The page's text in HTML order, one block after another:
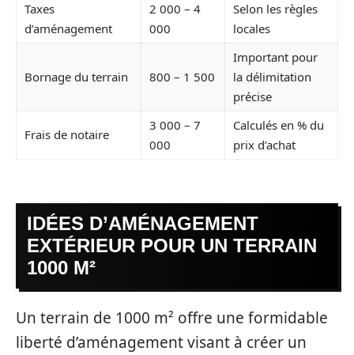
Taxes
d’aménagement
2 000 – 4
000
Selon les règles
locales
Bornage du terrain 800 – 1 500
Important pour
la délimitation
précise
Frais de notaire
3 000 – 7
000
Calculés en % du
prix d’achat
IDÉES D’AMÉNAGEMENT
EXTÉRIEUR POUR UN TERRAIN
1000 M²
Un terrain de 1000 m² offre une formidable
liberté d’aménagement visant à créer un